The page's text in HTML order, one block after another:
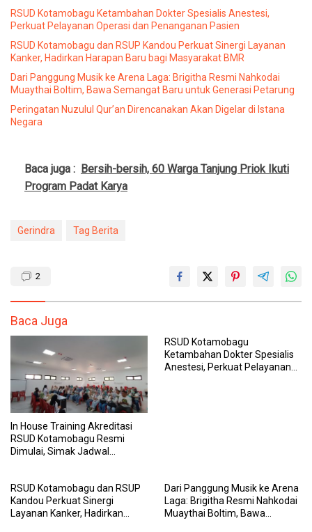
RSUD Kotamobagu Ketambahan Dokter Spesialis Anestesi,
Perkuat Pelayanan Operasi dan Penanganan Pasien
RSUD Kotamobagu dan RSUP Kandou Perkuat Sinergi Layanan
Kanker, Hadirkan Harapan Baru bagi Masyarakat BMR
Dari Panggung Musik ke Arena Laga: Brigitha Resmi Nahkodai
Muaythai Boltim, Bawa Semangat Baru untuk Generasi Petarung
Peringatan Nuzulul Qur’an Direncanakan Akan Digelar di Istana
Negara
Baca juga : Bersih-bersih, 60 Warga Tanjung Priok Ikuti
Program Padat Karya
Gerindra Tag Berita
2
Baca Juga
In House Training Akreditasi
RSUD Kotamobagu Resmi
Dimulai, Simak Jadwal
RSUD Kotamobagu
Ketambahan Dokter Spesialis
Anestesi, Perkuat Pelayanan
RSUD Kotamobagu dan RSUP
Kandou Perkuat Sinergi
Layanan Kanker, Hadirkan
Dari Panggung Musik ke Arena
Laga: Brigitha Resmi Nahkodai
Muaythai Boltim, Bawa